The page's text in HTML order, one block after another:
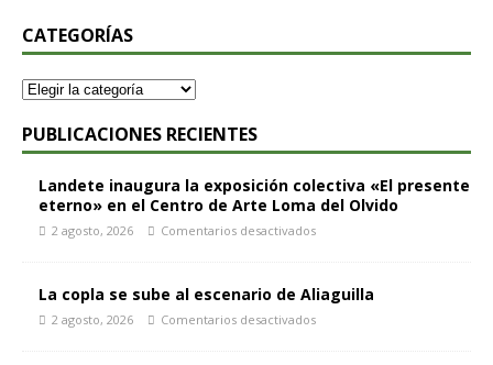
CATEGORÍAS
PUBLICACIONES RECIENTES
Landete inaugura la exposición colectiva «El presente
eterno» en el Centro de Arte Loma del Olvido
2 agosto, 2026 Comentarios desactivados
La copla se sube al escenario de Aliaguilla
2 agosto, 2026 Comentarios desactivados